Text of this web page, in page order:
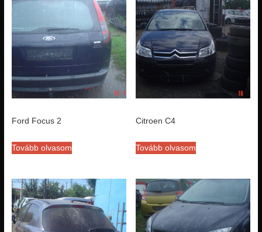
Ford Focus 2
Tovább olvasom
Citroen C4
Tovább olvasom